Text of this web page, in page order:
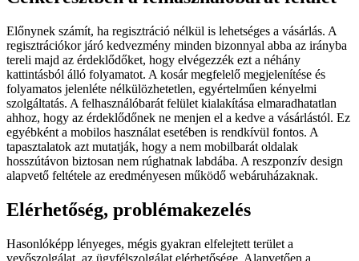
Előnynek számít, ha regisztráció nélkül is lehetséges a vásárlás. A
regisztrációkor járó kedvezmény minden bizonnyal abba az irányba
tereli majd az érdeklődőket, hogy elvégezzék ezt a néhány
kattintásból álló folyamatot. A kosár megfelelő megjelenítése és
folyamatos jelenléte nélkülözhetetlen, egyértelműen kényelmi
szolgáltatás. A felhasználóbarát felület kialakítása elmaradhatatlan
ahhoz, hogy az érdeklődőnek ne menjen el a kedve a vásárlástól. Ez
egyébként a mobilos használat esetében is rendkívül fontos. A
tapasztalatok azt mutatják, hogy a nem mobilbarát oldalak
hosszútávon biztosan nem rúghatnak labdába. A reszponzív design
alapvető feltétele az eredményesen működő webáruházaknak.
Elérhetőség, problémakezelés
Hasonlóképp lényeges, mégis gyakran elfelejtett terület a
vevőszolgálat, az ügyfélszolgálat elérhetősége. Alapvetően a